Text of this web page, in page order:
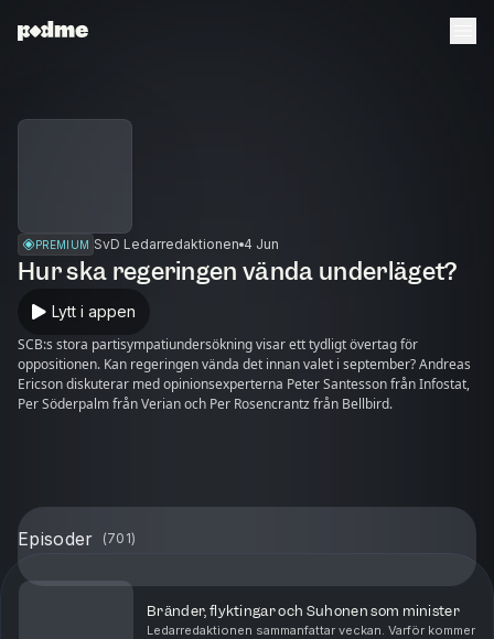
PREMIUM SvD Ledarredaktionen 4 Jun
Hur ska regeringen vända underläget?
Lytt i appen
SCB:s stora partisympatiundersökning visar ett tydligt övertag för
oppositionen. Kan regeringen vända det innan valet i september? Andreas
Ericson diskuterar med opinionsexperterna Peter Santesson från Infostat,
Per Söderpalm från Verian och Per Rosencrantz från Bellbird.
Episoder (701)
Bränder, flyktingar och Suhonen som minister
Ledarredaktionen sammanfattar veckan. Varför kommer